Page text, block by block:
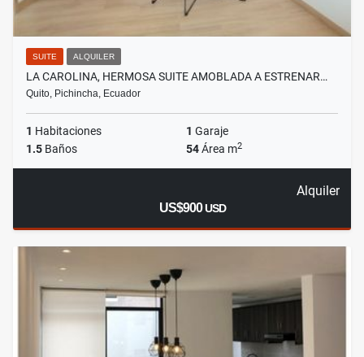
SUITE ALQUILER
LA CAROLINA, HERMOSA SUITE AMOBLADA A ESTRENAR…
Quito, Pichincha, Ecuador
1 Habitaciones 1 Garaje
1.5 Baños 54Área m2
Alquiler
US$900USD